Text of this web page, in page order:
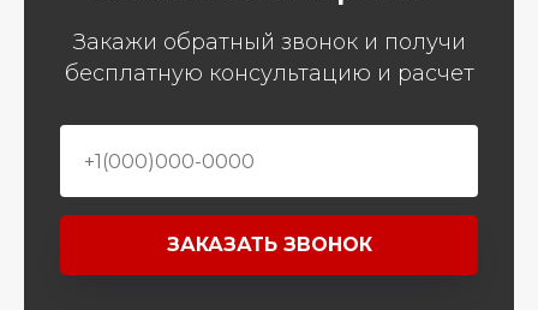
Закажи обратный звонок и получи
бесплатную консультацию и расчет
ЗАКАЗАТЬ ЗВОНОК